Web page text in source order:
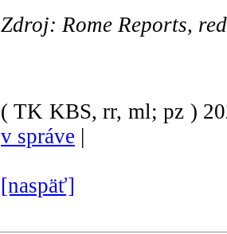
Zdroj: Rome Reports,
( TK KBS, rr, ml; pz )
v správe |
[naspäť]